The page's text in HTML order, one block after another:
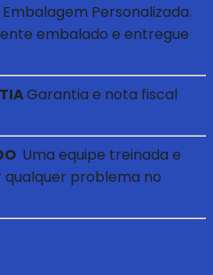
Embalagem Personalizada.
embalado e entregue
Garantia e nota fiscal
Uma equipe treinada e
problema no